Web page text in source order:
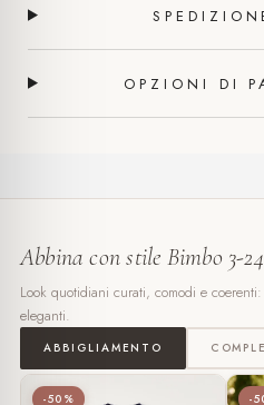
OPZIONI DI
Abbina con stile Bimbo 3-
Look quotidiani curati, comodi e
eleganti.
ABBIGLIAMENTO
-50% -